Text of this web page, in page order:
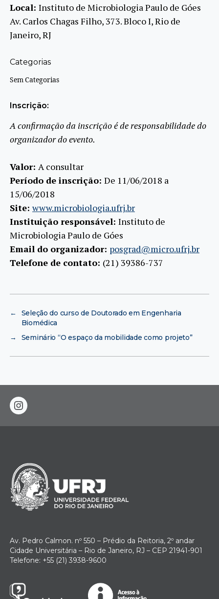
Local: Instituto de Microbiologia Paulo de Góes
Av. Carlos Chagas Filho, 373. Bloco I, Rio de
Janeiro, RJ
Categorias
Sem Categorias
Inscrição:
A confirmação da inscrição é de responsabilidade do
organizador do evento.
Valor: A consultar
Período de inscrição: De 11/06/2018 a
15/06/2018
Site:www.microbiologia.ufrj.br
Instituição responsável: Instituto de
Microbiologia Paulo de Góes
Email do organizador: posgrad@micro.ufrj.br
Telefone de contato: (21) 39386-737
←
Seleção do curso de Doutorado em Engenharia
Biomédica
→
Seminário “O espaço da mobilidade como projeto”
instagram
Av. Pedro Calmon. nº 550 – Prédio da Reitoria, 2º andar
Cidade Universitária – Rio de Janeiro, RJ – CEP 21941-901
Telefone: +55 (21) 3938-9600